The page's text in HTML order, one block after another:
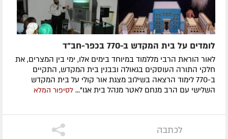
לומדים על בית המקדש ב-770 בכפר-חב"ד
לאור הוראת הרבי מללמוד במיוחד בימים אלו, ימי בין המצרים, את
חלקי התורה העוסקים בגאולה ובבנין בית המקדש, התקיים
ב-770 לימוד הרצאה בשילוב מצגת אור קולי על בית המקדש
השלישי עם הרב מנחם לאטר מנהל בית אגו"... לסיפור המלא
לכתבה